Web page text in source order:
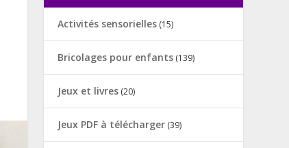
Activités sensorielles (15)
Bricolages pour enfants (139)
Jeux et livres (20)
Jeux PDF à télécharger (39)